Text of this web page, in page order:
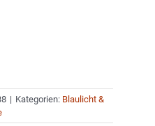
| Kategorien: Blaulicht &